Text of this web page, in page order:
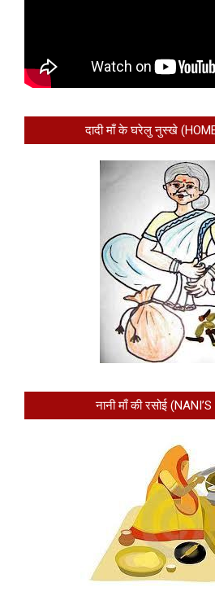
दादी माँ के घरेलु नुस्खे
नानी माँ की रसोई